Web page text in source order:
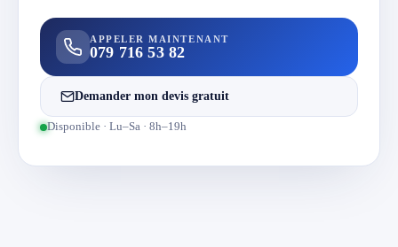
APPELER MAINTENANT
079 716 53 82
Demander mon devis gratuit
Disponible · Lu–Sa · 8h–19h